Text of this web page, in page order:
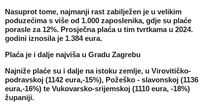
Nasuprot tome, najmanji rast zabilježen je u velikim
poduzećima s više od 1.000 zaposlenika, gdje su plaće
porasle za 12%. Prosječna plaća u tim tvrtkama u 2024.
godini iznosila je 1.384 eura.
Plaća je i dalje najviša u Gradu Zagrebu
Najniže plaće su i dalje na istoku zemlje, u Virovitičko-
podravskoj (1142 eura,-15%), Požeško - slavonskoj (1136
eura,-16%) te Vukovarsko-srijemskoj (1110 eura, -18%)
županiji.